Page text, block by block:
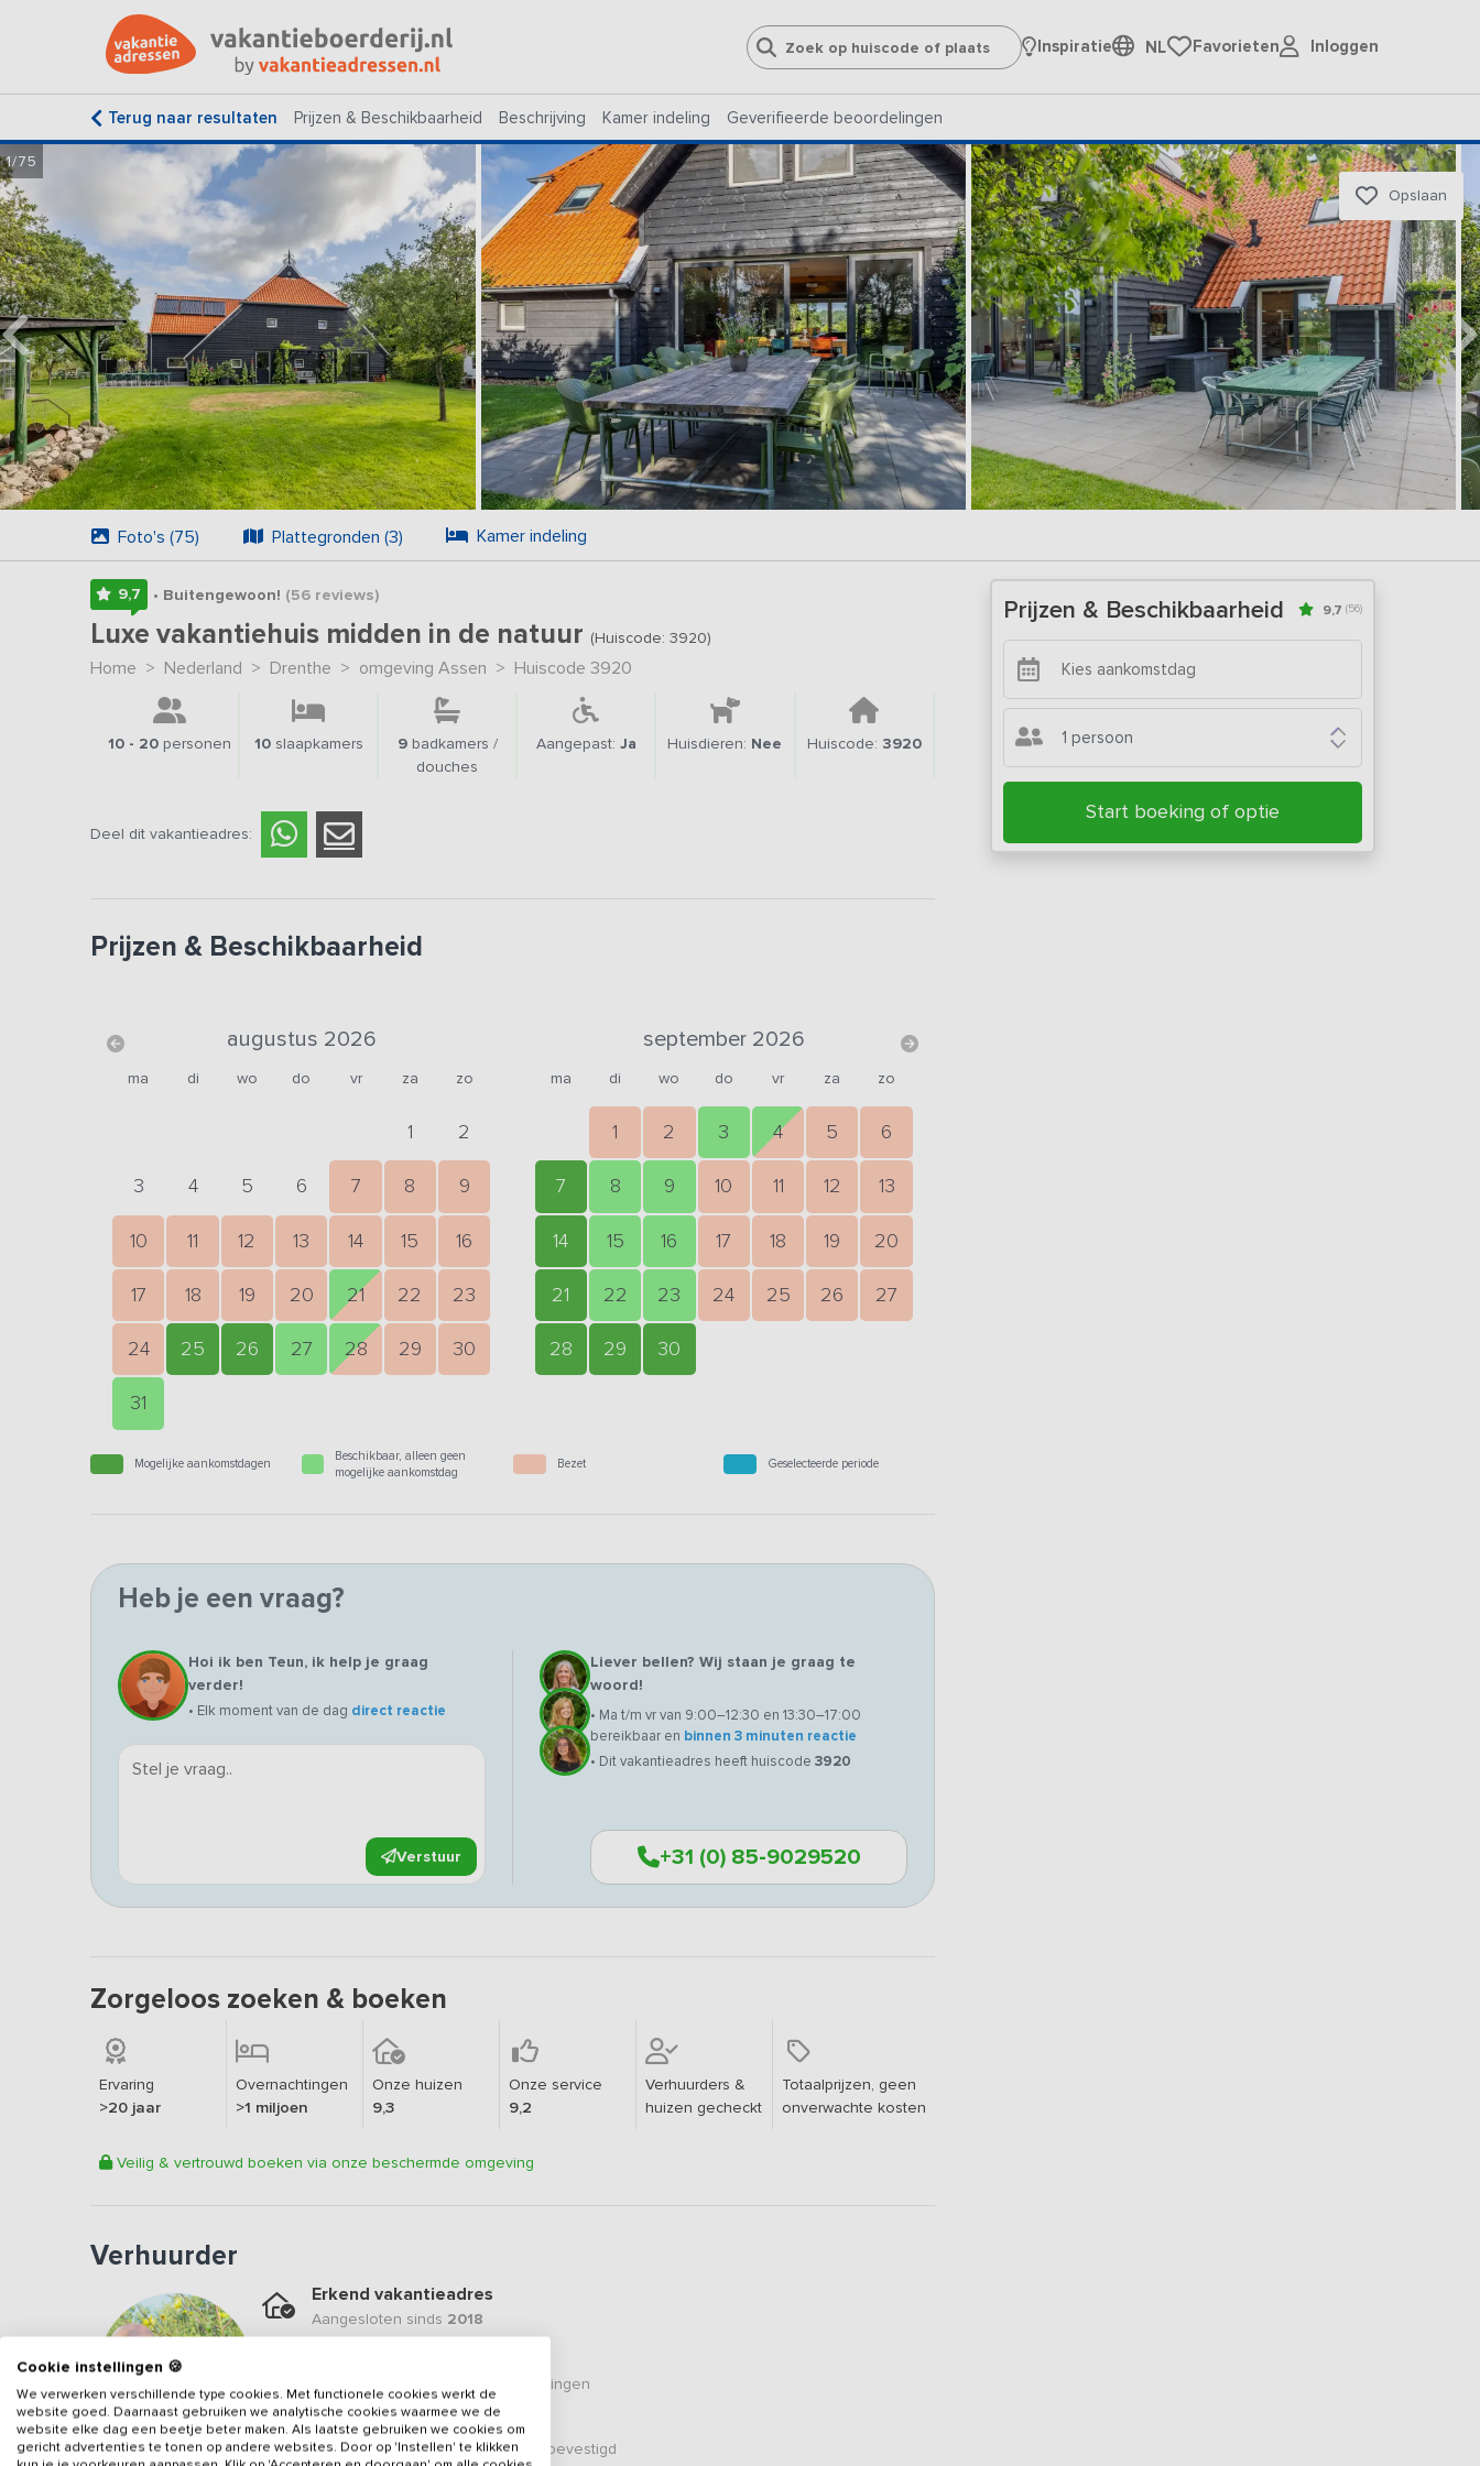
Inspiratie NL Favorieten Inloggen
Terug naar resultaten Prijzen & Beschikbaarheid Beschrijving Kamer indeling Geverifieerde beoordelingen
1/75
Opslaan
Foto's (75) Plattegronden (3) Kamer indeling
9,7 • Buitengewoon! (56reviews)
Luxe vakantiehuis midden in de natuur (Huiscode: 3920)
Home > Nederland > Drenthe > omgeving Assen > Huiscode 3920
10 - 20 personen 10slaapkamers 9badkamers /
douches
Aangepast: Ja Huisdieren: Nee Huiscode: 3920
Deel dit vakantieadres:
Prijzen & Beschikbaarheid
augustus 2026
ma di wo do vr za zo
1 2
3 4 5 6 7 8 9
10 11 12 13 14 15 16
17 18 19 20 21 22 23
24 25 26 27 28 29 30
31
september 2026
ma di wo do vr za zo
1 2 3 4 5 6
7 8 9 10 11 12 13
14 15 16 17 18 19 20
21 22 23 24 25 26 27
28 29 30
Mogelijke aankomstdagen
Beschikbaar, alleen geen
mogelijke aankomstdag
Bezet Geselecteerde periode
Heb je een vraag?
Hoi ik ben Teun, ik help je graag
verder!
• Elk moment van de dag direct reactie
Verstuur
Liever bellen? Wij staan je graag te
woord!
• Ma t/m vr van 9:00–12:30 en 13:30–17:00
bereikbaar en binnen 3 minuten reactie
• Dit vakantieadres heeft huiscode 3920
+31 (0) 85-9029520
Zorgeloos zoeken & boeken
Ervaring
>20 jaar
Overnachtingen
>1 miljoen
Onze huizen
9,3
Onze service
9,2
Verhuurders &
huizen gecheckt
Totaalprijzen, geen
onverwachte kosten
Veilig & vertrouwd boeken via onze beschermde omgeving
Verhuurder
Erkend vakantieadres
Aangesloten sinds 2018
beoordelingen
Veilig & vertrouwd
Gegevens van de verhuurder zijn bevestigd
Prijzen & Beschikbaarheid 9,7 (56)
1 persoon
Start boeking of optie
Cookie instellingen 🍪
We verwerken verschillende type cookies. Met functionele cookies werkt de
website goed. Daarnaast gebruiken we analytische cookies waarmee we de
website elke dag een beetje beter maken. Als laatste gebruiken we cookies om
gericht advertenties te tonen op andere websites. Door op 'Instellen' te klikken